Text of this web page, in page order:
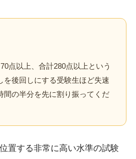
点以上、合計280点以上という
後回しにする受験生ほど失速
間の半分を先に割り振ってくだ
置する非常に高い水準の試験